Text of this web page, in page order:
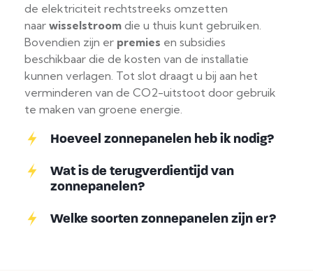
de elektriciteit rechtstreeks omzetten
naar wisselstroom die u thuis kunt gebruiken.
Bovendien zijn er premies en subsidies
beschikbaar die de kosten van de installatie
kunnen verlagen. Tot slot draagt u bij aan het
verminderen van de CO2-uitstoot door gebruik
te maken van groene energie.
Hoeveel zonnepanelen heb ik nodig?
Wat is de terugverdientijd van
zonnepanelen?
Welke soorten zonnepanelen zijn er?